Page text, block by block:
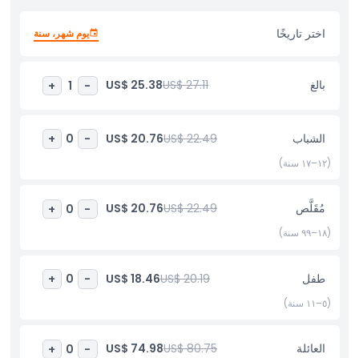
كنت تزور مع الأصدقاء أو تخطط ليوم عائلي، يقدم المتحف شيئًا مثيرًا لكل
فئة عمرية. مع مناطق موضوعاتية غامرة وتركيبات مرحة، يقدم متحف
متحف، إنه مكان لترى العالم من منظور جديد تمامًا وتخلق ذكريات تدوم
في هامبورغ.
أبرز المعالم
سياسة الأطفال والبالغين
اختر تاريخًا يوم شهر، سنة
بالغ US$ 27.11
US$ 25.38
-
1
+
الشباب US$ 22.49
US$ 20.76
-
0
+
(١٢–١٧ سنة)
مُقَلَّص US$ 22.49
US$ 20.76
-
0
+
(١٨–٩٩ سنة)
طفل US$ 20.19
US$ 18.46
-
0
+
(٥–١١ سنة)
العائلة US$ 80.75
US$ 74.98
-
0
+